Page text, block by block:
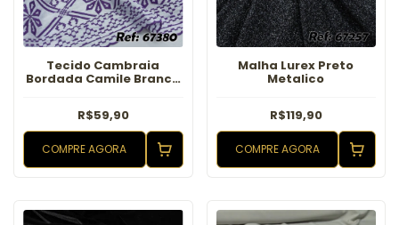
Tecido Cambraia
Bordada Camile Branco
R$59,90
COMPRE AGORA
Malha Lurex Preto
Metalico
R$119,90
COMPRE AGORA